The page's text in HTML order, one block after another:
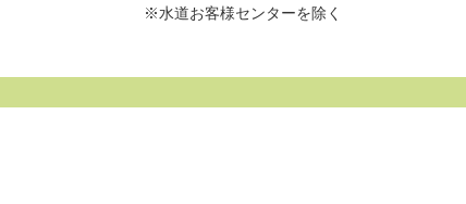
※水道お客様センターを除く